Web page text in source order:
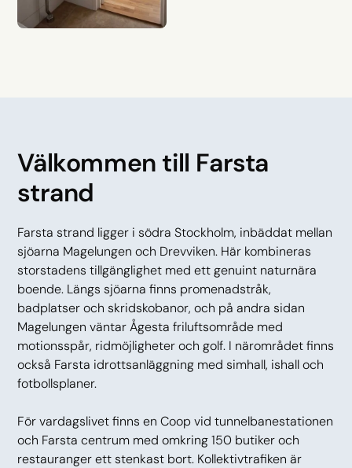
Välkommen till Farsta
strand
Farsta strand ligger i södra Stockholm, inbäddat mellan
sjöarna Magelungen och Drevviken. Här kombineras
storstadens tillgänglighet med ett genuint naturnära
boende. Längs sjöarna finns promenadstråk,
badplatser och skridskobanor, och på andra sidan
Magelungen väntar Ågesta friluftsområde med
motionsspår, ridmöjligheter och golf. I närområdet finns
också Farsta idrottsanläggning med simhall, ishall och
fotbollsplaner.
För vardagslivet finns en Coop vid tunnelbanestationen
och Farsta centrum med omkring 150 butiker och
restauranger ett stenkast bort. Kollektivtrafiken är